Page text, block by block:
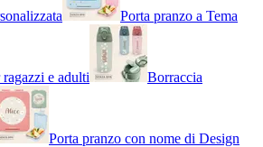
Porta pranzo a Tema
e adulti Borraccia
Porta pranzo con nome di Design